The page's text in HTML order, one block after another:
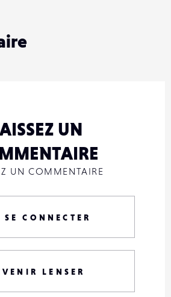
UN
UN COMMENTAIRE
SE CONNECTER
LENSER